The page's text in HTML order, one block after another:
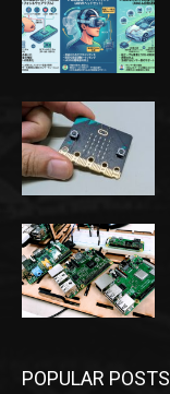
POPULAR POSTS